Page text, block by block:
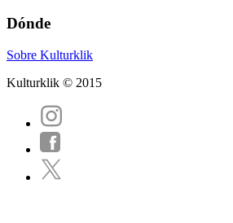
Dónde
Sobre Kulturklik
Kulturklik © 2015